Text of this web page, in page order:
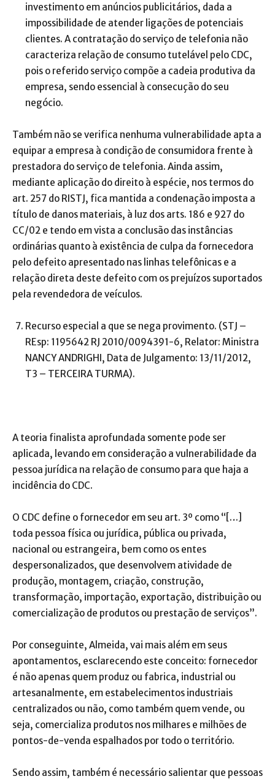
investimento em anúncios publicitários, dada a
impossibilidade de atender ligações de potenciais
clientes. A contratação do serviço de telefonia não
caracteriza relação de consumo tutelável pelo CDC,
pois o referido serviço compõe a cadeia produtiva da
empresa, sendo essencial à consecução do seu
negócio.
Também não se verifica nenhuma vulnerabilidade apta a
equipar a empresa à condição de consumidora frente à
prestadora do serviço de telefonia. Ainda assim,
mediante aplicação do direito à espécie, nos termos do
art. 257 do RISTJ, fica mantida a condenação imposta a
título de danos materiais, à luz dos arts. 186 e 927 do
CC/02 e tendo em vista a conclusão das instâncias
ordinárias quanto à existência de culpa da fornecedora
pelo defeito apresentado nas linhas telefônicas e a
relação direta deste defeito com os prejuízos suportados
pela revendedora de veículos.
Recurso especial a que se nega provimento. (STJ –
REsp: 1195642 RJ 2010/0094391-6, Relator: Ministra
NANCY ANDRIGHI, Data de Julgamento: 13/11/2012,
T3 – TERCEIRA TURMA).
A teoria finalista aprofundada somente pode ser
aplicada, levando em consideração a vulnerabilidade da
pessoa jurídica na relação de consumo para que haja a
incidência do CDC.
O CDC define o fornecedor em seu art. 3º como “[…]
toda pessoa física ou jurídica, pública ou privada,
nacional ou estrangeira, bem como os entes
despersonalizados, que desenvolvem atividade de
produção, montagem, criação, construção,
transformação, importação, exportação, distribuição ou
comercialização de produtos ou prestação de serviços”.
Por conseguinte, Almeida, vai mais além em seus
apontamentos, esclarecendo este conceito: fornecedor
é não apenas quem produz ou fabrica, industrial ou
artesanalmente, em estabelecimentos industriais
centralizados ou não, como também quem vende, ou
seja, comercializa produtos nos milhares e milhões de
pontos-de-venda espalhados por todo o território.
Sendo assim, também é necessário salientar que pessoas